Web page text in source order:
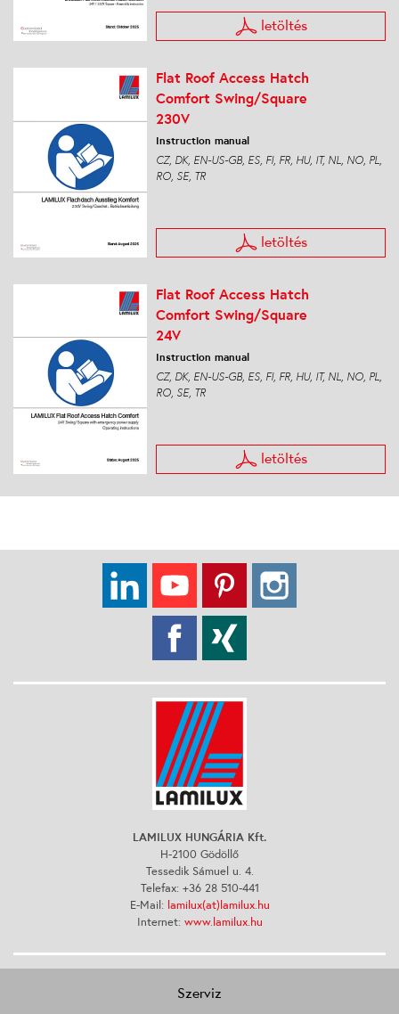
letöltés
Flat Roof Access Hatch
Comfort Swing/Square
230V
Instruction manual
CZ, DK, EN-US-GB, ES, FI, FR, HU, IT, NL, NO, PL,
RO, SE, TR
letöltés
Flat Roof Access Hatch
Comfort Swing/Square
24V
Instruction manual
CZ, DK, EN-US-GB, ES, FI, FR, HU, IT, NL, NO, PL,
RO, SE, TR
letöltés
LAMILUX HUNGÁRIA Kft.
H-2100 Gödöllő
Tessedik Sámuel u. 4.
Telefax: +36 28 510-441
E-Mail: lamilux(at)lamilux.hu
Internet: www.lamilux.hu
Szerviz